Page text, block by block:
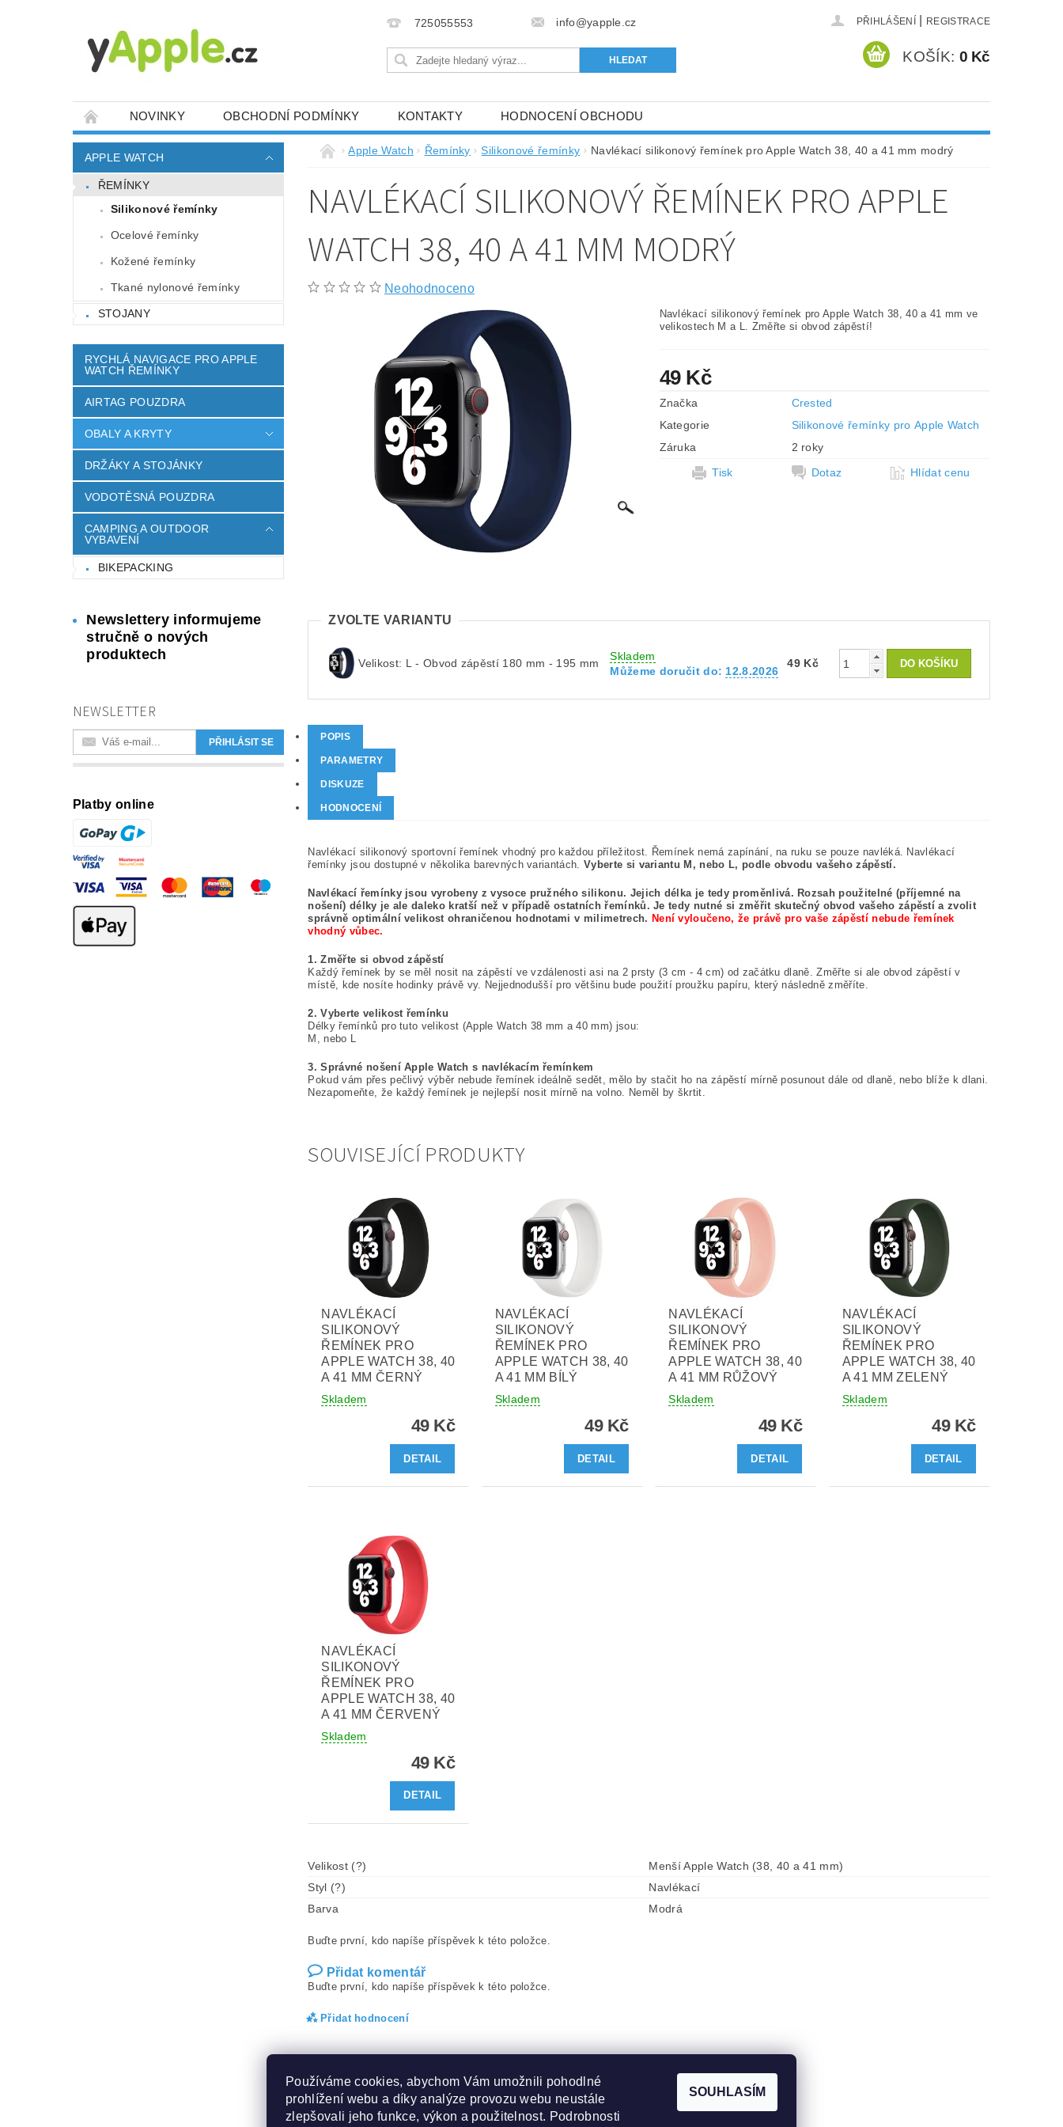
725055553 info@yapple.cz PŘIHLÁŠENÍ REGISTRACE
KOŠÍK: 0 Kč
NOVINKY OBCHODNÍ PODMÍNKY KONTAKTY HODNOCENÍ OBCHODU
APPLE WATCH
ŘEMÍNKY
Silikonové řemínky
Ocelové řemínky
Kožené řemínky
Tkané nylonové řemínky
STOJANY
RYCHLÁ NAVIGACE PRO APPLE
WATCH ŘEMÍNKY
AIRTAG POUZDRA
OBALY A KRYTY
DRŽÁKY A STOJÁNKY
VODOTĚSNÁ POUZDRA
CAMPING A OUTDOOR
VYBAVENÍ
BIKEPACKING
Newslettery informujeme
stručně o nových
produktech
NEWSLETTER
Platby online
Apple Watch Řemínky Silikonové řemínky Navlékací silikonový řemínek pro Apple Watch 38, 40 a 41 mm modrý
NAVLÉKACÍ SILIKONOVÝ ŘEMÍNEK PRO APPLE
WATCH 38, 40 A 41 MM MODRÝ
Neohodnoceno
Navlékací silikonový řemínek pro Apple Watch 38, 40 a 41 mm ve
velikostech M a L. Změřte si obvod zápěstí!
49 Kč
Značka
Crested
Kategorie
Silikonové řemínky pro Apple Watch
Záruka
2 roky
Tisk
Dotaz Hlídat cenu
ZVOLTE VARIANTU
Velikost: L - Obvod zápěstí 180 mm - 195 mm
Skladem
Můžeme doručit do: 12.8.2026
49 Kč
POPIS
PARAMETRY
DISKUZE
HODNOCENÍ
Navlékací silikonový sportovní řemínek vhodný pro každou příležitost. Řemínek nemá zapínání, na ruku se pouze navléká. Navlékací
řemínky jsou dostupné v několika barevných variantách.Vyberte si variantu M, nebo L, podle obvodu vašeho zápěstí.
Navlékací řemínky jsou vyrobeny z vysoce pružného silikonu. Jejich délka je tedy proměnlivá. Rozsah použitelné (příjemné na
nošení) délky je ale daleko kratší než v případě ostatních řemínků. Je tedy nutné si změřit skutečný obvod vašeho zápěstí a zvolit
správně optimální velikost ohraničenou hodnotami v milimetrech. Není vyloučeno, že právě pro vaše zápěstí nebude řemínek
vhodný vůbec.
1. Změřte si obvod zápěstí
Každý řemínek by se měl nosit na zápěstí ve vzdálenosti asi na 2 prsty (3 cm - 4 cm) od začátku dlaně. Změřte si ale obvod zápěstí v
místě, kde nosíte hodinky právě vy. Nejjednodušší pro většinu bude použití proužku papíru, který následně změříte.
2. Vyberte velikost řemínku
Délky řemínků pro tuto velikost (Apple Watch 38 mm a 40 mm) jsou:
M, nebo L
3. Správné nošení Apple Watch s navlékacím řemínkem
Pokud vám přes pečlivý výběr nebude řemínek ideálně sedět, mělo by stačit ho na zápěstí mírně posunout dále od dlaně, nebo blíže k dlani.
Nezapomeňte, že každý řemínek je nejlepší nosit mírně na volno. Neměl by škrtit.
SOUVISEJÍCÍ PRODUKTY
NAVLÉKACÍ
SILIKONOVÝ
ŘEMÍNEK PRO
APPLE WATCH 38, 40
A 41 MM ČERNÝ
Skladem
49 Kč
DETAIL
NAVLÉKACÍ
SILIKONOVÝ
ŘEMÍNEK PRO
APPLE WATCH 38, 40
A 41 MM BÍLÝ
Skladem
49 Kč
DETAIL
NAVLÉKACÍ
SILIKONOVÝ
ŘEMÍNEK PRO
APPLE WATCH 38, 40
A 41 MM RŮŽOVÝ
Skladem
49 Kč
DETAIL
NAVLÉKACÍ
SILIKONOVÝ
ŘEMÍNEK PRO
APPLE WATCH 38, 40
A 41 MM ZELENÝ
Skladem
49 Kč
DETAIL
NAVLÉKACÍ
SILIKONOVÝ
ŘEMÍNEK PRO
APPLE WATCH 38, 40
A 41 MM ČERVENÝ
Skladem
49 Kč
DETAIL
Velikost (?)
Menší Apple Watch (38, 40 a 41 mm)
Styl (?)
Navlékací
Barva
Modrá
Buďte první, kdo napíše příspěvek k této položce.
Přidat komentář
Buďte první, kdo napíše příspěvek k této položce.
Přidat hodnocení
Používáme cookies, abychom Vám umožnili pohodlné
prohlížení webu a díky analýze provozu webu neustále
zlepšovali jeho funkce, výkon a použitelnost. Podrobnosti
SOUHLASÍM